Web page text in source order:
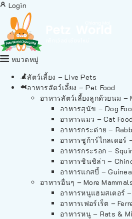
Login
หมวดหมู่
สัตว์เลี้ยง – Live Pets
อาหารสัตว์เลี้ยง – Pet Food
อาหารสัตว์เลี้ยงลูกด้วยนม –
อาหารสุนัข – Dog
อาหารแมว – Cat Food
อาหารกระต่าย –
อาหารชูก้าร์ไกลเดอร์
อาหารกระรอก –
อาหารชินชิล่า –
อาหารแกสบี้ –
อาหารอื่นๆ – More
อาหารหนูแฮมสเตอร์
อาหารเฟอร์เร็ต –
อาหารหนู – Rats &